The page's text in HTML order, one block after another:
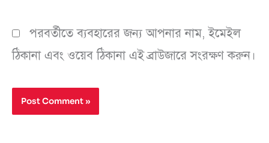
পরবর্তীতে ব্যবহারের জন্য আপনার নাম, ইমেইল
ঠিকানা এবং ওয়েব ঠিকানা এই ব্রাউজারে সংরক্ষণ করুন।